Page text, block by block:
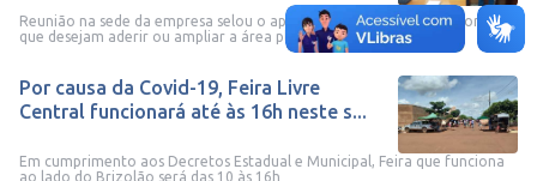
Reunião na sede da empresa selou o apoio, e os pequenos produtores
que desejam aderir ou ampliar a área plantada dest...
Por causa da Covid-19, Feira Livre
Central funcionará até às 16h neste s...
Em cumprimento aos Decretos Estadual e Municipal, Feira que funciona
ao lado do Brizolão será das 10 às 16h